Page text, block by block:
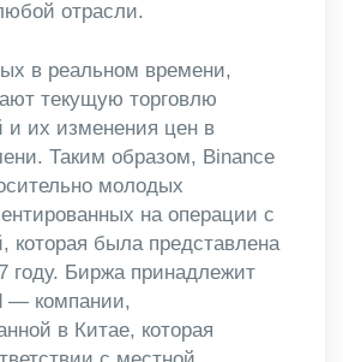
отрасли.
в реальном времени,
текущую торговлю
и их изменения цен в
Таким образом, Binance
молодых
на операции с
которая была представлена
году. Биржа принадлежит
— компании,
в Китае, которая